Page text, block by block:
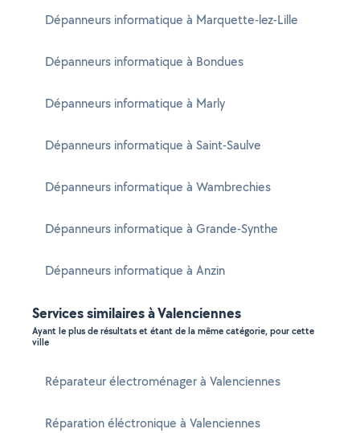
Dépanneurs informatique à Marquette-lez-Lille
Dépanneurs informatique à Bondues
Dépanneurs informatique à Marly
Dépanneurs informatique à Saint-Saulve
Dépanneurs informatique à Wambrechies
Dépanneurs informatique à Grande-Synthe
Dépanneurs informatique à Anzin
Services similaires à Valenciennes
Ayant le plus de résultats et étant de la même catégorie, pour cette
ville
Réparateur électroménager à Valenciennes
Réparation éléctronique à Valenciennes